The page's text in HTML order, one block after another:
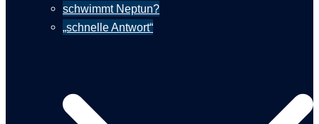
schwimmt Neptun?
„schnelle Antwort“